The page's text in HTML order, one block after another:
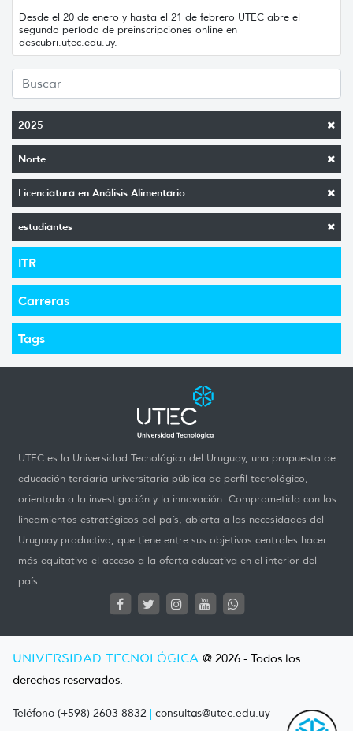
2025
Norte
Licenciatura en Análisis Alimentario
estudiantes
ITR
Carreras
Tags
Desde el 20 de enero y hasta el 21 de febrero UTEC abre el
segundo período de preinscripciones online en
descubri.utec.edu.uy.
UTEC es la Universidad Tecnológica del Uruguay, una propuesta de
educación terciaria universitaria pública de perfil tecnológico,
orientada a la investigación y la innovación. Comprometida con los
lineamientos estratégicos del país, abierta a las necesidades del
Uruguay productivo, que tiene entre sus objetivos centrales hacer
más equitativo el acceso a la oferta educativa en el interior del
país.
UNIVERSIDAD TECNOLÓGICA @ 2026 - Todos los
derechos reservados.
Teléfono (+598) 2603 8832 | consultas@utec.edu.uy